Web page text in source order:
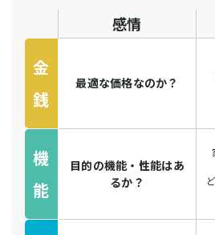
感情
金
銭
最適な価格なのか？
機
能
目的の機能・性能はあ
るか？